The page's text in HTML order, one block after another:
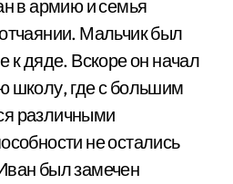
в армию и семья
Мальчик был
к дяде. Вскоре он начал
школу, где с большим
различными
не остались
был замечен